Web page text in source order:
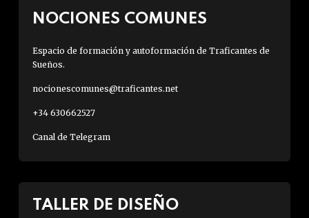
NOCIONES COMUNES
Espacio de formación y autoformación de Traficantes de
Sueños.
nocionescomunes@traficantes.net
+34 630662527
Canal de Telegram
TALLER DE DISEÑO